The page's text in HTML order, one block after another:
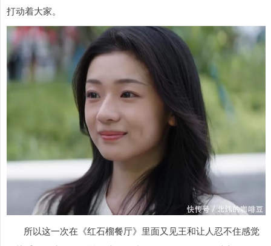
打动着大家。
所以这一次在《红石榴餐厅》里面又见王和让人忍不住感觉